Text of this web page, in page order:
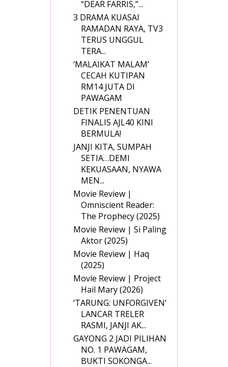
“DEAR FARRIS,”...
3 DRAMA KUASAI
RAMADAN RAYA, TV3
TERUS UNGGUL
TERA...
‘MALAIKAT MALAM’
CECAH KUTIPAN
RM14 JUTA DI
PAWAGAM
DETIK PENENTUAN
FINALIS AJL40 KINI
BERMULA!
JANJI KITA, SUMPAH
SETIA…DEMI
KEKUASAAN, NYAWA
MEN...
Movie Review |
Omniscient Reader:
The Prophecy (2025)
Movie Review | Si Paling
Aktor (2025)
Movie Review | Haq
(2025)
Movie Review | Project
Hail Mary (2026)
‘TARUNG: UNFORGIVEN’
LANCAR TRELER
RASMI, JANJI AK...
GAYONG 2 JADI PILIHAN
NO. 1 PAWAGAM,
BUKTI SOKONGA...